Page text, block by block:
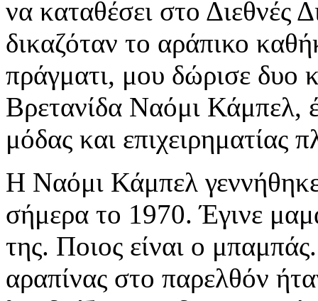
να καταθέσει στο Διεθνές
δικαζόταν το αράπικο
πράγματι, μου δώρισε δυο
Βρετανίδα Ναόμι Κάμπελ,
μόδας και επιχειρηματίας
Η Ναόμι Κάμπελ
σήμερα το 1970. Έγινε
της. Ποιος είναι ο
αραπίνας στο παρελθόν